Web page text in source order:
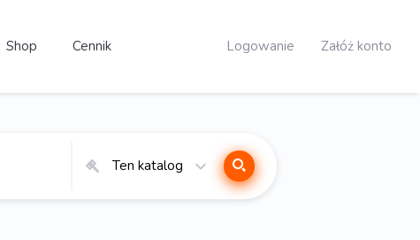
Shop Cennik Logowanie Załóż konto
Ten katalog